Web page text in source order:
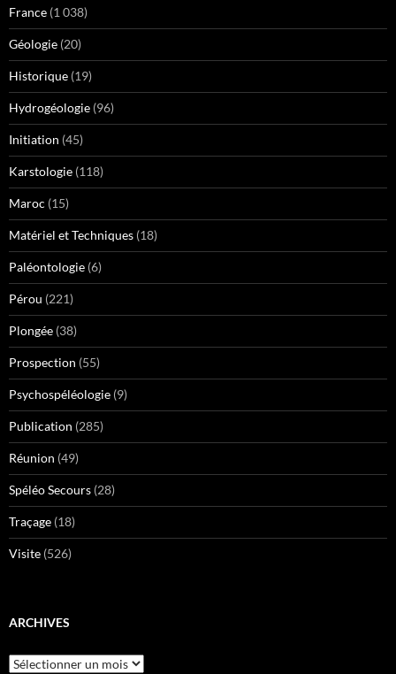
France (1 038)
Géologie (20)
Historique (19)
Hydrogéologie (96)
Initiation (45)
Karstologie (118)
Maroc (15)
Matériel et Techniques (18)
Paléontologie (6)
Pérou (221)
Plongée (38)
Prospection (55)
Psychospéléologie (9)
Publication (285)
Réunion (49)
Spéléo Secours (28)
Traçage (18)
Visite (526)
ARCHIVES
Archives